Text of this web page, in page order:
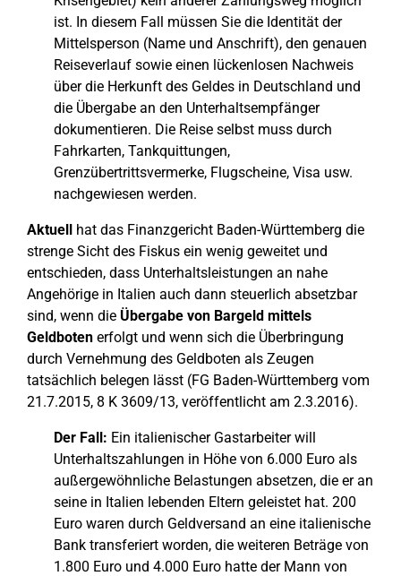
ist. In diesem Fall müssen Sie die Identität der
Mittelsperson (Name und Anschrift), den genauen
Reiseverlauf sowie einen lückenlosen Nachweis
über die Herkunft des Geldes in Deutschland und
die Übergabe an den Unterhaltsempfänger
dokumentieren. Die Reise selbst muss durch
Fahrkarten, Tankquittungen,
Grenzübertrittsvermerke, Flugscheine, Visa usw.
nachgewiesen werden.
Aktuell hat das Finanzgericht Baden-Württemberg die
strenge Sicht des Fiskus ein wenig geweitet und
entschieden, dass Unterhaltsleistungen an nahe
Angehörige in Italien auch dann steuerlich absetzbar
sind, wenn die Übergabe von Bargeld mittels
Geldboten erfolgt und wenn sich die Überbringung
durch Vernehmung des Geldboten als Zeugen
tatsächlich belegen lässt (FG Baden-Württemberg vom
21.7.2015, 8 K 3609/13, veröffentlicht am 2.3.2016).
Der Fall: Ein italienischer Gastarbeiter will
Unterhaltszahlungen in Höhe von 6.000 Euro als
außergewöhnliche Belastungen absetzen, die er an
seine in Italien lebenden Eltern geleistet hat. 200
Euro waren durch Geldversand an eine italienische
Bank transferiert worden, die weiteren Beträge von
1.800 Euro und 4.000 Euro hatte der Mann von